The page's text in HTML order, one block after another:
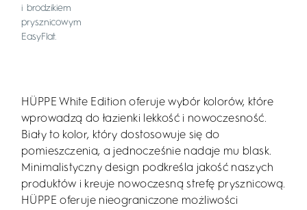
i brodzikiem
prysznicowym
EasyFlat.
HÜPPE White Edition oferuje wybór kolorów, które
wprowadzą do łazienki lekkość i nowoczesność.
Biały to kolor, który dostosowuje się do
pomieszczenia, a jednocześnie nadaje mu blask.
Minimalistyczny design podkreśla jakość naszych
produktów i kreuje nowoczesną strefę prysznicową.
HÜPPE oferuje nieograniczone możliwości